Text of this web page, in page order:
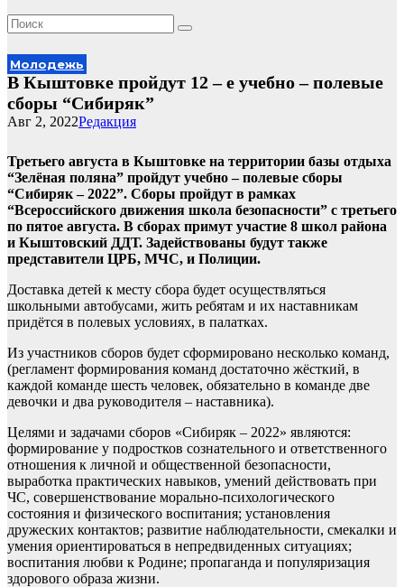
Молодежь
В Кыштовке пройдут 12 – е учебно – полевые
сборы “Сибиряк”
Редакция
Авг 2, 2022
Третьего августа в Кыштовке на территории базы отдыха
“Зелёная поляна” пройдут учебно – полевые сборы
“Сибиряк – 2022”. Сборы пройдут в рамках
“Всероссийского движения школа безопасности” с третьего
по пятое августа. В сборах примут участие 8 школ района
и Кыштовский ДДТ. Задействованы будут также
представители ЦРБ, МЧС, и Полиции.
Доставка детей к месту сбора будет осуществляться
школьными автобусами, жить ребятам и их наставникам
придётся в полевых условиях, в палатках.
Из участников сборов будет сформировано несколько команд,
(регламент формирования команд достаточно жёсткий, в
каждой команде шесть человек, обязательно в команде две
девочки и два руководителя – наставника).
Целями и задачами сборов «Сибиряк – 2022» являются:
формирование у подростков сознательного и ответственного
отношения к личной и общественной безопасности,
выработка практических навыков, умений действовать при
ЧС, совершенствование морально-психологического
состояния и физического воспитания; установления
дружеских контактов; развитие наблюдательности, смекалки и
умения ориентироваться в непредвиденных ситуациях;
воспитания любви к Родине; пропаганда и популяризация
здорового образа жизни.